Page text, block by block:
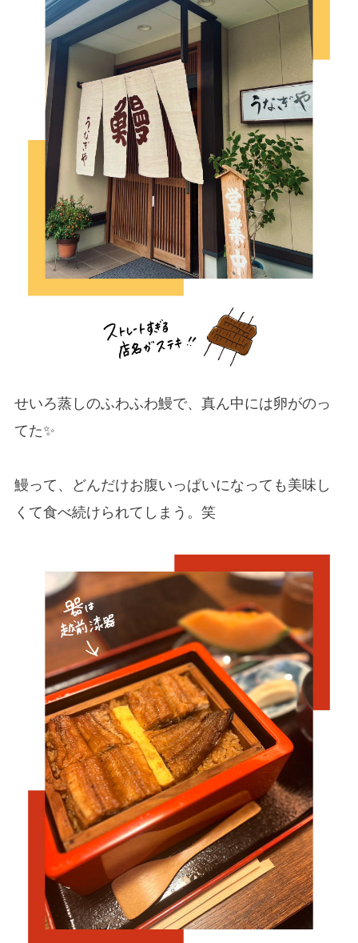
せいろ蒸しのふわふわ鰻で、真ん中には卵がのっ
てた✨
鰻って、どんだけお腹いっぱいになっても美味し
くて食べ続けられてしまう。笑